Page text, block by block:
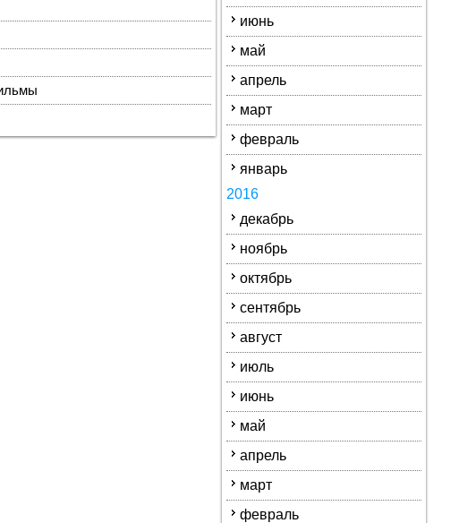
июнь
май
апрель
март
февраль
январь
2016
декабрь
ноябрь
октябрь
сентябрь
август
июль
июнь
май
апрель
март
февраль